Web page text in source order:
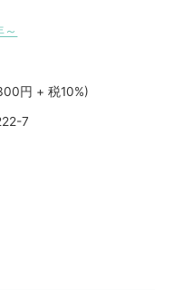
～
円 + 税10%)
7